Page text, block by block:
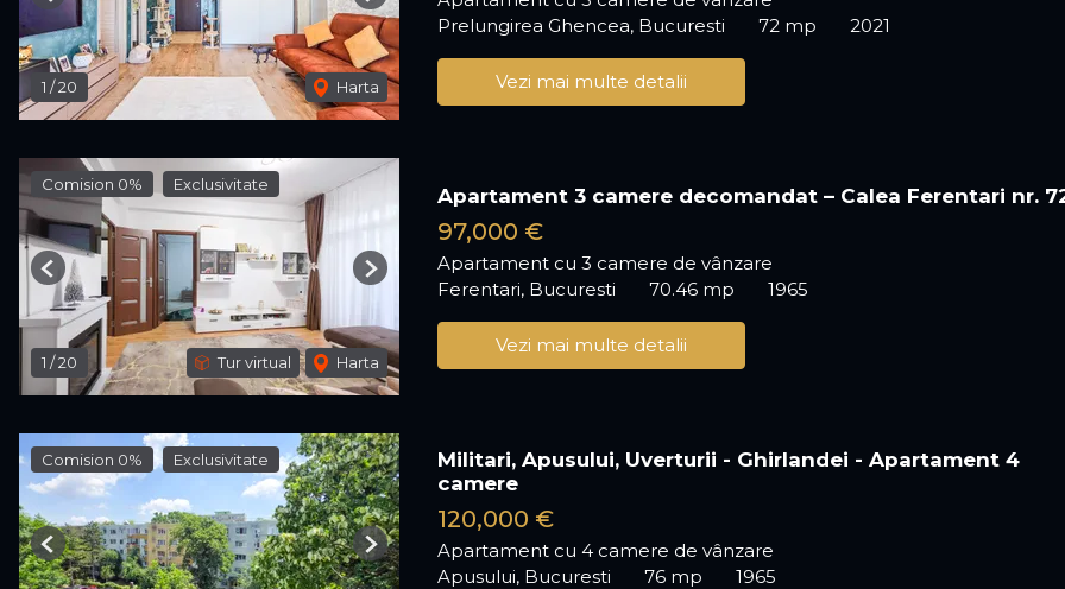
1 /20 Harta
Prelungirea Ghencea, Bucuresti
72 mp 2021
Vezi mai multe detalii
Comision 0% Exclusivitate
1 /20 Tur virtual Harta
Previous Next
Apartament 3 camere decomandat – Calea Ferentari nr.
97,000 €
Apartament cu 3 camere de vânzare
Ferentari, Bucuresti
70.46 mp 1965
Vezi mai multe detalii
Comision 0% Exclusivitate
Previous Next
Militari, Apusului, Uverturii - Ghirlandei - Apartament 4
camere
120,000 €
Apartament cu 4 camere de vânzare
Apusului, Bucuresti
76 mp 1965